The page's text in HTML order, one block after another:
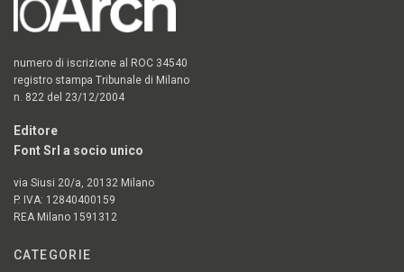
numero di iscrizione al ROC 34540
registro stampa Tribunale di Milano
n. 822 del 23/12/2004
Editore
Font Srl a socio unico
via Siusi 20/a, 20132 Milano
P. IVA: 12840400159
REA Milano 1591312
CATEGORIE